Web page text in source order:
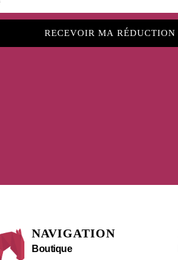
RECEVOIR MA RÉDUCTION
NAVIGATION
Boutique